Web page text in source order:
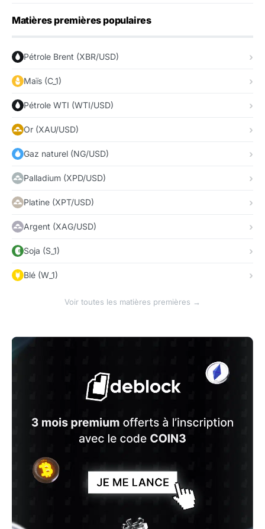
Matières premières populaires
Pétrole Brent (XBR/USD)
Maïs (C_1)
Pétrole WTI (WTI/USD)
Or (XAU/USD)
Gaz naturel (NG/USD)
Palladium (XPD/USD)
Platine (XPT/USD)
Argent (XAG/USD)
Soja (S_1)
Blé (W_1)
Voir toutes les matières premières →